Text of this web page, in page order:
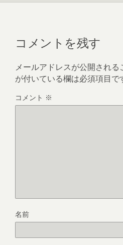
コメントを残す
メールアドレスが公開される
が付いている欄は必須項目で
コメント ※
名前